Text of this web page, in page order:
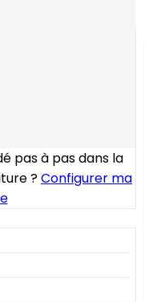
pas à pas dans la
?Configurer ma